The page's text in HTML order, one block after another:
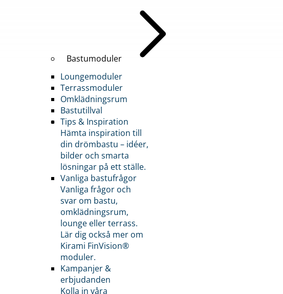
Bastumoduler
Loungemoduler
Terrassmoduler
Omklädningsrum
Bastutillval
Tips & Inspiration
Hämta inspiration till
din drömbastu – idéer,
bilder och smarta
lösningar på ett ställe.
Vanliga bastufrågor
Vanliga frågor och
svar om bastu,
omklädningsrum,
lounge eller terrass.
Lär dig också mer om
Kirami FinVision®
moduler.
Kampanjer &
erbjudanden
Kolla in våra